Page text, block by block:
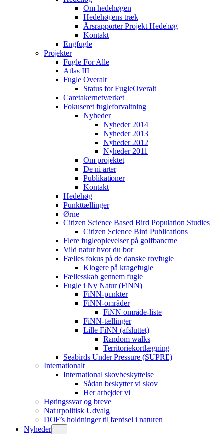
Om hedehøgen
Hedehøgens træk
Årsrapporter Projekt Hedehøg
Kontakt
Engfugle
Projekter
Fugle For Alle
Atlas III
Fugle Overalt
Status for FugleOveralt
Caretakernetværket
Fokuseret fugleforvaltning
Nyheder
Nyheder 2014
Nyheder 2013
Nyheder 2012
Nyheder 2011
Om projektet
De ni arter
Publikationer
Kontakt
Hedehøg
Punkttællinger
Ørne
Citizen Science Based Bird Population Studies
Citizen Science Bird Publications
Flere fugleoplevelser på golfbanerne
Vild natur hvor du bor
Fælles fokus på de danske rovfugle
Klogere på kragefugle
Fællesskab gennem fugle
Fugle i Ny Natur (FiNN)
FiNN-punkter
FiNN-områder
FiNN område-liste
FiNN-tællinger
Lille FiNN (afsluttet)
Random walks
Territoriekortlægning
Seabirds Under Pressure (SUPRE)
Internationalt
International skovbeskyttelse
Sådan beskytter vi skov
Her arbejder vi
Høringssvar og breve
Naturpolitisk Udvalg
DOF’s holdninger til færdsel i naturen
Nyheder